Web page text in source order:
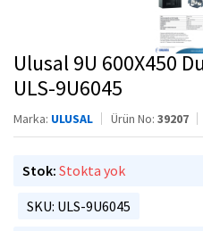
Ulusal 9U 600X450
ULS-9U6045
Marka: ULUSAL Ürün No: 39207
Stok: Stokta yok
SKU: ULS-9U6045